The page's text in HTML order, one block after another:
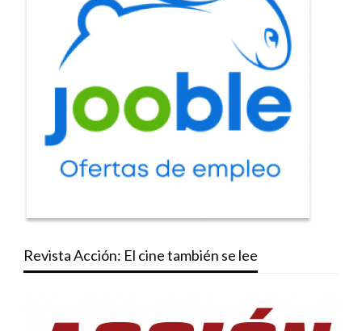
Revista Acción: El cine también se lee